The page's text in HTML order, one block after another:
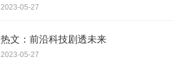
2023-05-27
热文：前沿科技剧透未来
2023-05-27